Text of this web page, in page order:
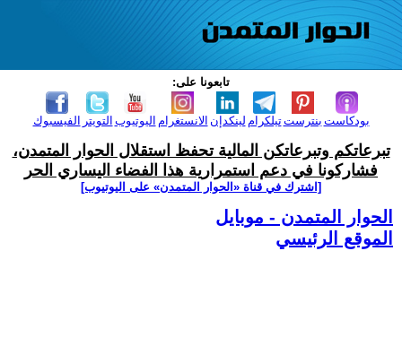
تابعونا على:
الفيسبوك التويتر اليوتيوب الانستغرام لينكدإن تيلكرامبنترست بودكاست
تبرعاتكم وتبرعاتكن المالية تحفظ استقلال الحوار المتمدن،
فشاركونا في دعم استمرارية هذا الفضاء اليساري الحر
[اشترك في قناة ‫«الحوار المتمدن» على اليوتيوب]
الحوار المتمدن - موبايل
الموقع الرئيسي